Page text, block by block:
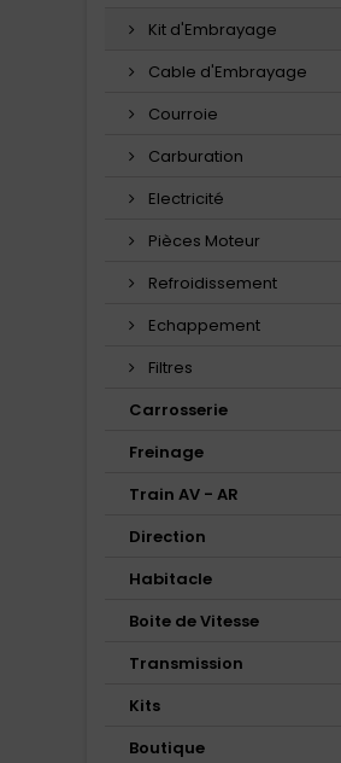
Kit d'Embrayage
Cable d'Embrayage
Courroie
Carburation
Electricité
Pièces Moteur
Refroidissement
Echappement
Filtres
Carrosserie
Freinage
Train AV - AR
Direction
Habitacle
Boite de Vitesse
Transmission
Kits
Boutique